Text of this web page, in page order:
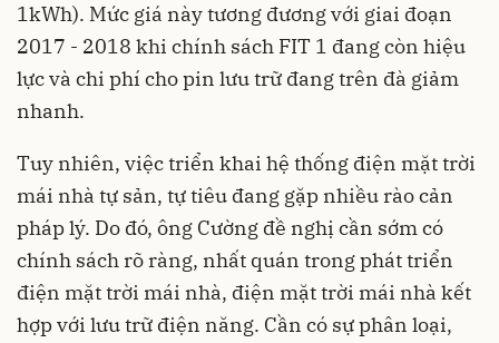
1kWh). Mức giá này tương đương với giai đoạn
2017 - 2018 khi chính sách FIT 1 đang còn hiệu
lực và chi phí cho pin lưu trữ đang trên đà giảm
nhanh.
Tuy nhiên, việc triển khai hệ thống điện mặt trời
mái nhà tự sản, tự tiêu đang gặp nhiều rào cản
pháp lý. Do đó, ông Cường đề nghị cần sớm có
chính sách rõ ràng, nhất quán trong phát triển
điện mặt trời mái nhà, điện mặt trời mái nhà kết
hợp với lưu trữ điện năng. Cần có sự phân loại,